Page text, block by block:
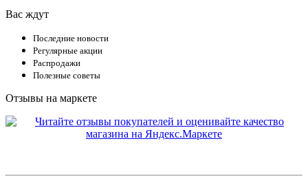
Вас ждут
Последние новости
Регулярные акции
Распродажи
Полезные советы
Отзывы на маркете